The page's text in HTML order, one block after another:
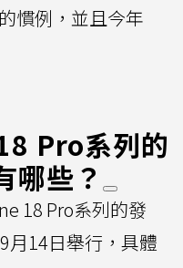
慣例，並且今年
Pro系列的
哪些？
18 Pro系列的發
月14日舉行，具體